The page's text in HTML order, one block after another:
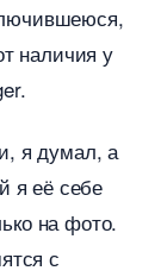
наличия у
я думал, а
я её себе
на фото.
с